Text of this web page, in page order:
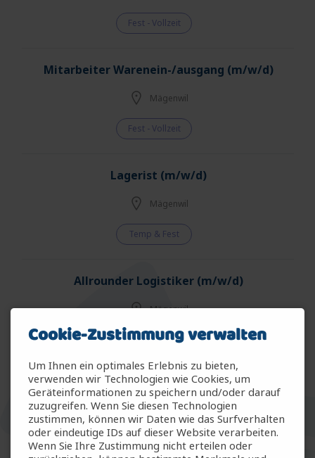
Fest - Vollzeit
Mitarbeiter Warenein-/ausgang (m/w/d)
Mägenwil
Fest - Vollzeit
Lagerist (m/w/d)
Mägenwil
Temp & Fest
Allrounder Logistiker (m/w/d)
Mägenwil
Temp & Fest
Allrounder Gartenbau (m/w/d)
Arbon
Temp & Fest
Cookie-Zustimmung verwalten
Um Ihnen ein optimales Erlebnis zu bieten,
verwenden wir Technologien wie Cookies, um
Geräteinformationen zu speichern und/oder darauf
zuzugreifen. Wenn Sie diesen Technologien
zustimmen, können wir Daten wie das Surfverhalten
oder eindeutige IDs auf dieser Website verarbeiten.
Wenn Sie Ihre Zustimmung nicht erteilen oder